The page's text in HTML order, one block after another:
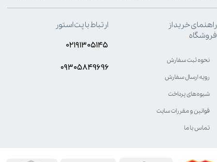
راهنمای خرید از
فروشگاه
نحوه ثبت سفارش
رویه ارسال سفارش
شیوه‌های پرداخت
قوانین و مقررات سایت
تماس با ما
ارتباط با پت استور
۰۲۱۹۱۳۰۵۱۴۵
۰۹۳۰۵8۴9696